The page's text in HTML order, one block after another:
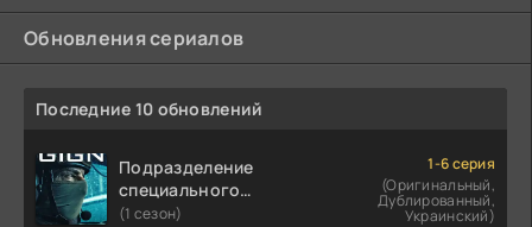
Обновления сериалов
Последние 10 обновлений
Подразделение
специального
назначения
(1 сезон)
1-6 серия
(Оригинальный,
Дублированный,
Украинский)